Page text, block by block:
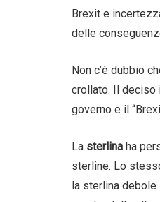
Brexit e
delle
Non c’è dubbio
crollato. Il deciso
governo e il
La sterlina ha
sterline. Lo
la sterlina debole